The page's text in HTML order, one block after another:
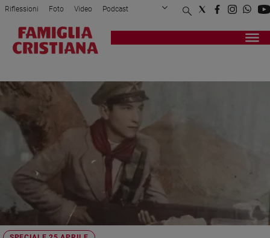
Attualità
Politica
Economia
giustizia
Interviste
Papa
Riflessioni Foto Video Podcast
Privacy Policy Chi siamo
Registrati Redazione